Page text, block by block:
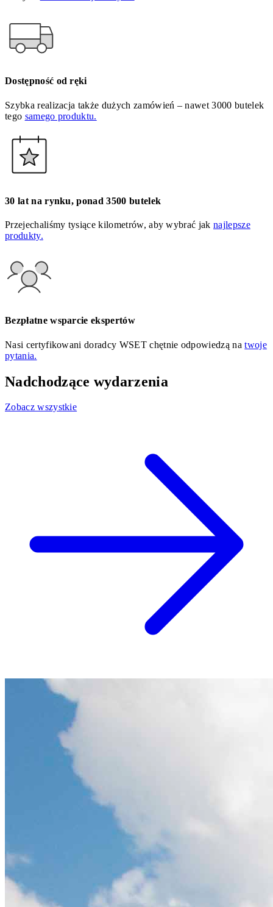
Dostępność od ręki
Szybka realizacja także dużych zamówień – nawet 3000 butelek
tego samego produktu.
30 lat na rynku, ponad 3500 butelek
Przejechaliśmy tysiące kilometrów, aby wybrać jaknajlepsze
produkty.
Bezpłatne wsparcie ekspertów
Nasi certyfikowani doradcy WSET chętnie odpowiedzą natwoje
pytania.
Nadchodzące wydarzenia
Zobacz wszystkie